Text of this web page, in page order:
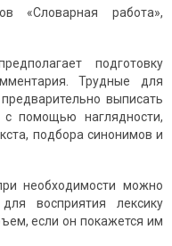
«Словарная работа»,
подготовку
Трудные для
выписать
помощью наглядности,
подбора синонимов и
необходимости можно
восприятия лексику
если он покажется им